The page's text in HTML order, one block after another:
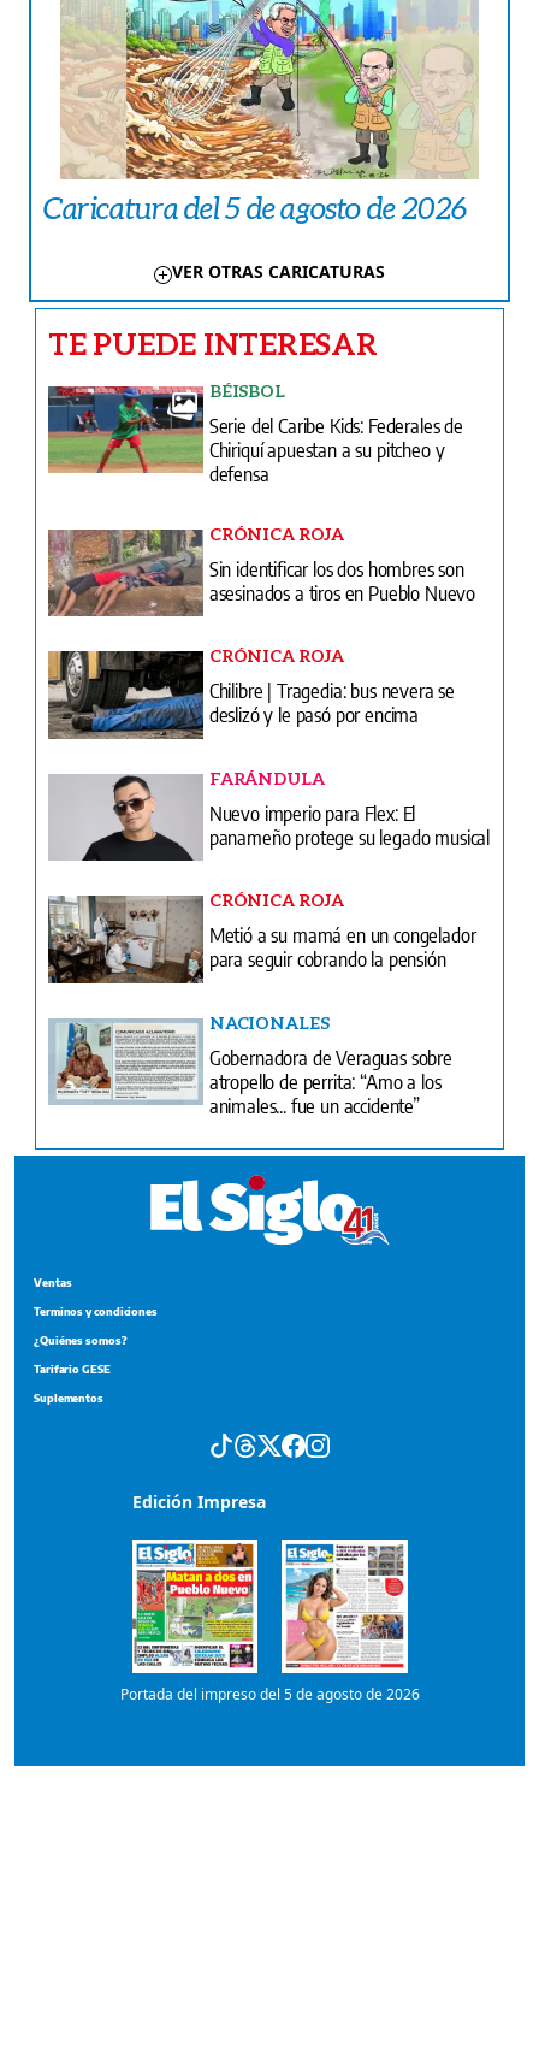
Caricatura del 5 de agosto de 2026
VER OTRAS CARICATURAS
TE PUEDE INTERESAR
BÉISBOL
Serie del Caribe Kids: Federales de
Chiriquí apuestan a su pitcheo y
defensa
CRÓNICA ROJA
Sin identificar los dos hombres son
asesinados a tiros en Pueblo Nuevo
CRÓNICA ROJA
Chilibre | Tragedia: bus nevera se
deslizó y le pasó por encima
FARÁNDULA
Nuevo imperio para Flex: El
panameño protege su legado musical
CRÓNICA ROJA
Metió a su mamá en un congelador
para seguir cobrando la pensión
NACIONALES
Gobernadora de Veraguas sobre
atropello de perrita: “Amo a los
animales... fue un accidente”
Ventas
Terminos y condiciones
¿Quiénes somos?
Tarifario GESE
Suplementos
Edición Impresa
Portada del impreso del 5 de agosto de 2026